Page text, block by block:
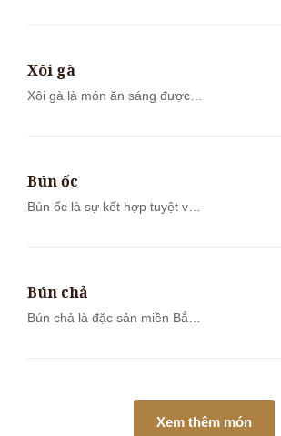
Xôi gà
Xôi gà là món ăn sáng được
Bún ốc
Bún ốc là sự kết hợp tuyệt vời
Bún chả
Bún chả là đặc sản miền Bắc
Xem thêm món